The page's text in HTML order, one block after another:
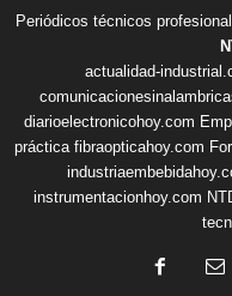
Periódicos técnicos
actualidad-
diarioelectronicohoy.com
práctica fibraopticahoy.com
instrumentacionhoy.com